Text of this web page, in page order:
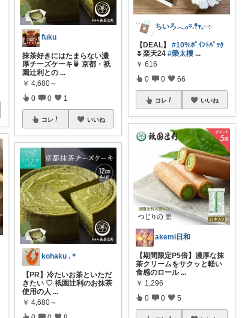
fuku
抹茶好きにはたまらない濃
厚チーズケーキ🍵 京都・祇
園辻利との ...
￥ 4,680～
0 0 1
コレ いいね
kohaku .＊
【PR】冷たいお茶といただ
きたい ♡ 祇園辻利のお抹茶
使用の人 ...
￥ 4,680～
ちいろ𓂃𓂂𖡼.𖤣𖥧𓈒◌܀
【DEAL】#10%ﾎﾟｲﾝﾄﾊﾞｯｸ
🌷楽天24#榮太樓 ...
￥ 616
0 0 66
コレ いいね
akemi日和
【期間限定P5倍】濃厚な抹
茶クリームをサクッと軽い
食感のロール ...
￥ 1,296
0 0 5